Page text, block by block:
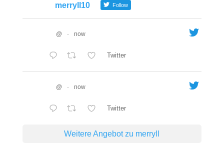
merryll10 Follow
@ · now
Twitter
@ · now
Twitter
Weitere Angebot zu merryll